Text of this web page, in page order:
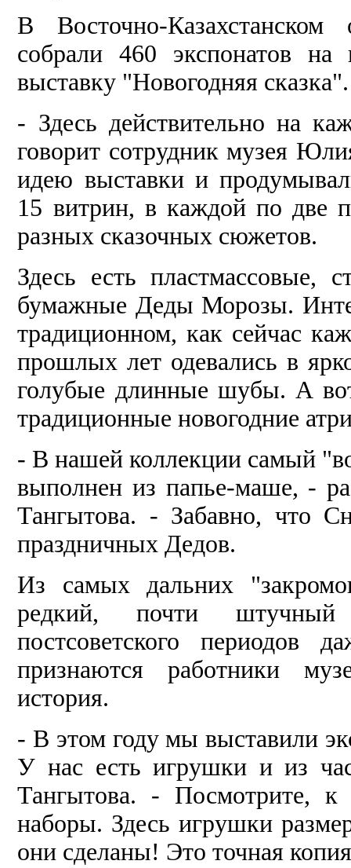
В Восточно-Казахстанском
собрали 460 экспонатов
выставку "Новогодняя сказка".
- Здесь действительно на
говорит сотрудник музея
идею выставки и
15 витрин, в каждой по две
разных сказочных сюжетов.
Здесь есть пластмассовые,
бумажные Деды Морозы.
традиционном, как сейчас
прошлых лет одевались в
голубые длинные шубы. А
традиционные новогодние
- В нашей коллекции самый
выполнен из папье-маше, -
Тангытова. - Забавно, что
праздничных Дедов.
Из самых дальних
редкий, почти штучный
постсоветского
признаются работники
история.
- В этом году мы выставили
У нас есть игрушки и из
Тангытова. - Посмотрите,
наборы. Здесь игрушки
они сделаны! Это точная